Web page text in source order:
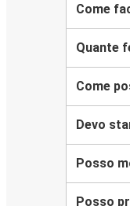
Come
Quante
Come
Devo
Posso
Posso